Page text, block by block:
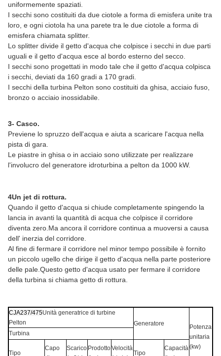
uniformemente spaziati.
I secchi sono costituiti da due ciotole a forma di emisfera unite tra
loro, e ogni ciotola ha una parete tra le due ciotole a forma di
emisfera chiamata splitter.
Lo splitter divide il getto d'acqua che colpisce i secchi in due parti
uguali e il getto d'acqua esce al bordo esterno del secco.
I secchi sono progettati in modo tale che il getto d'acqua colpisca
i secchi, deviati da 160 gradi a 170 gradi.
I secchi della turbina Pelton sono costituiti da ghisa, acciaio fuso,
bronzo o acciaio inossidabile.
3- Casco.
Previene lo spruzzo dell'acqua e aiuta a scaricare l'acqua nella
pista di gara.
Le piastre in ghisa o in acciaio sono utilizzate per realizzare
l'involucro del generatore idroturbina a pelton da 1000 kW.
4Un jet di rottura.
Quando il getto d'acqua si chiude completamente spingendo la
lancia in avanti la quantità di acqua che colpisce il corridore
diventa zero.Ma ancora il corridore continua a muoversi a causa
dell' inerzia del corridore.
Al fine di fermare il corridore nel minor tempo possibile è fornito
un piccolo ugello che dirige il getto d'acqua nella parte posteriore
delle pale.Questo getto d'acqua usato per fermare il corridore
della turbina si chiama getto di rottura.
CJA237/475Unità generatrice di turbine
Pelton
Generatore
Potenza
unitaria
(kw)
Turbina
Tipo
Capo
Scarico ProdottoVelocità
Tipo
Capacità